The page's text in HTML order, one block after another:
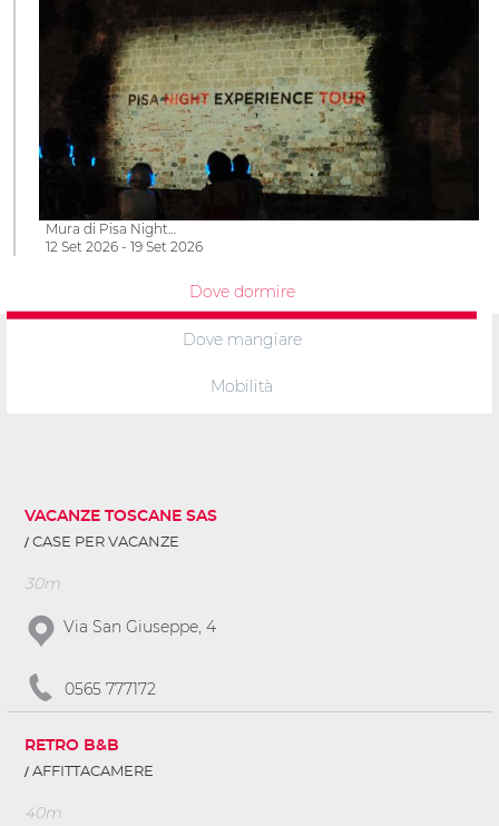
Mura di Pisa Night…
12 Set 2026 - 19 Set 2026
Dove dormire
Dove mangiare
Mobilità
VACANZE TOSCANE SAS
CASE PER VACANZE
30m
Via San Giuseppe, 4
0565 777172
RETRO B&B
AFFITTACAMERE
40m